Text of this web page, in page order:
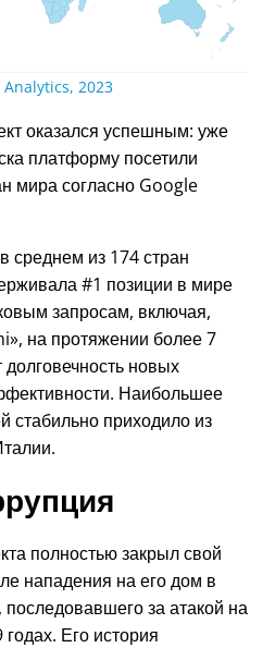
Analytics, 2023
оказался успешным: уже
платформу посетили
мира согласно Google
из 174 стран
#1 позиции в мире
запросам, включая,
, на протяжении более 7
долговечность новых
Наибольшее
стабильно приходило из
полностью закрыл свой
нападения на его дом в
за атакой на
Его история